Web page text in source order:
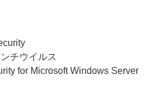
チウイルス
for Microsoft Windows Server